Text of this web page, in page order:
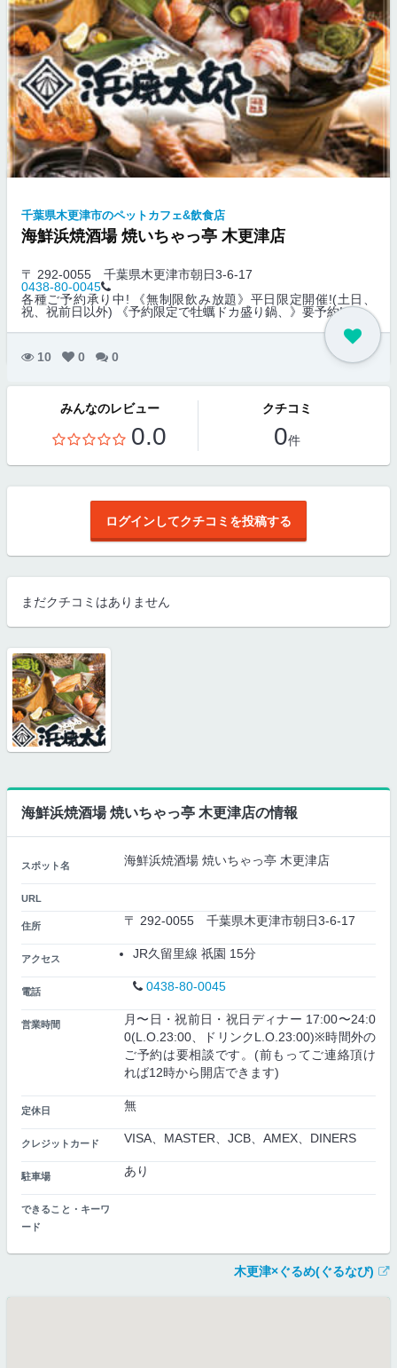
千葉県木更津市のペットカフェ&飲食店
海鮮浜焼酒場 焼いちゃっ亭 木更津店
〒 292-0055
千葉県木更津市朝日3-6-17
0438-80-0045
各種ご予約承り中! 《無制限飲み放題》平日限定開催!(土日、
祝、祝前日以外) 《予約限定で牡蠣ドカ盛り鍋、》要予約!
10 0 0
みんなのレビュー
0.0
クチコミ
0件
ログインしてクチコミを投稿する
まだクチコミはありません
海鮮浜焼酒場 焼いちゃっ亭 木更津店の情報
スポット名 海鮮浜焼酒場 焼いちゃっ亭 木更津店
URL
住所 〒 292-0055 千葉県木更津市朝日3-6-17
アクセス JR久留里線 祇園 15分
電話 0438-80-0045
営業時間
月〜日・祝前日・祝日ディナー 17:00〜24:0
0(L.O.23:00、ドリンクL.O.23:00)※時間外の
ご予約は要相談です。(前もってご連絡頂け
れば12時から開店できます)
定休日 無
クレジットカード VISA、MASTER、JCB、AMEX、DINERS
駐車場 あり
できること・キーワ
ード
木更津×ぐるめ(ぐるなび)